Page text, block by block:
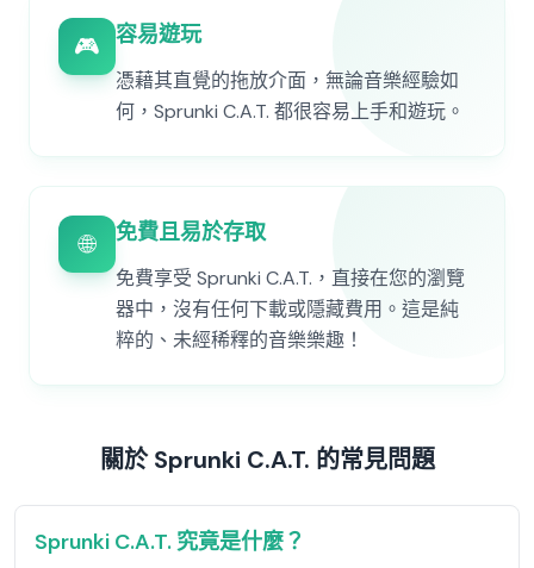
🎮 容易遊玩
憑藉其直覺的拖放介面，無論音樂經驗如
何，Sprunki C.A.T. 都很容易上手和遊玩。
🌐 免費且易於存取
免費享受 Sprunki C.A.T.，直接在您的瀏覽
器中，沒有任何下載或隱藏費用。這是純
粹的、未經稀釋的音樂樂趣！
關於 Sprunki C.A.T. 的常見問題
Sprunki C.A.T. 究竟是什麼？